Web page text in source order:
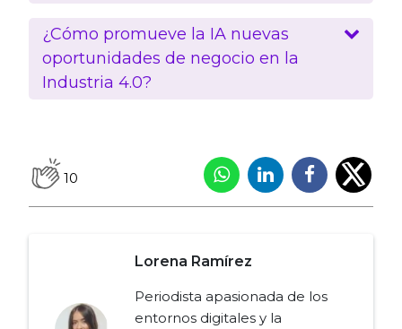
¿Cómo promueve la IA nuevas
oportunidades de negocio en la
Industria 4.0?
10
Lorena Ramírez
Periodista apasionada de los
entornos digitales y la